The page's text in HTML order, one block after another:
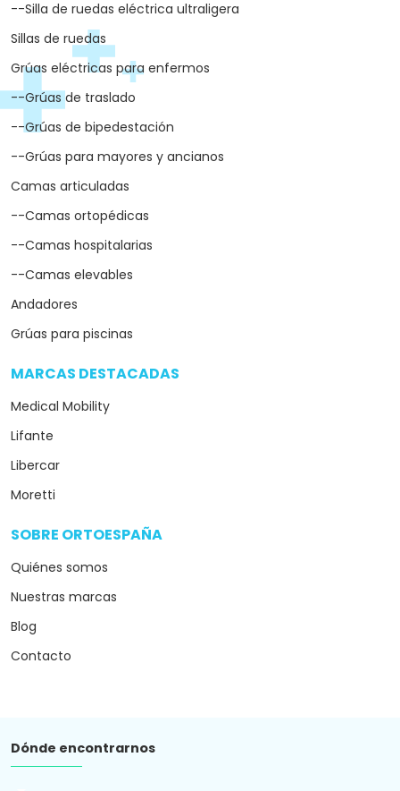
--Silla de ruedas eléctrica ultraligera
Sillas de ruedas
Grúas eléctricas para enfermos
--Grúas de traslado
--Grúas de bipedestación
--Grúas para mayores y ancianos
Camas articuladas
--Camas ortopédicas
--Camas hospitalarias
--Camas elevables
Andadores
Grúas para piscinas
MARCAS DESTACADAS
Medical Mobility
Lifante
Libercar
Moretti
SOBRE ORTOESPAÑA
Quiénes somos
Nuestras marcas
Blog
Contacto
Dónde encontrarnos